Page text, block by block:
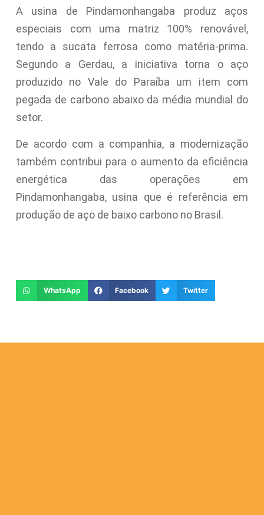
A usina de Pindamonhangaba produz aços
especiais com uma matriz 100% renovável,
tendo a sucata ferrosa como matéria-prima.
Segundo a Gerdau, a iniciativa torna o aço
produzido no Vale do Paraíba um item com
pegada de carbono abaixo da média mundial do
setor.
De acordo com a companhia, a modernização
também contribui para o aumento da eficiência
energética das operações em
Pindamonhangaba, usina que é referência em
produção de aço de baixo carbono no Brasil.
WhatsApp Facebook Twitter